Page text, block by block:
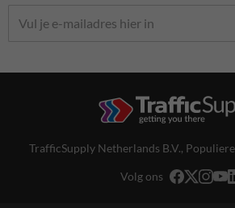
TrafficSupply Netherlands B.V.,
Volg ons